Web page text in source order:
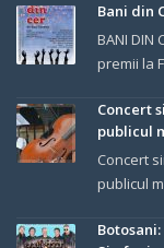
Bani din
BANI DIN
premii la
Concert
publicul
Concert
publicul